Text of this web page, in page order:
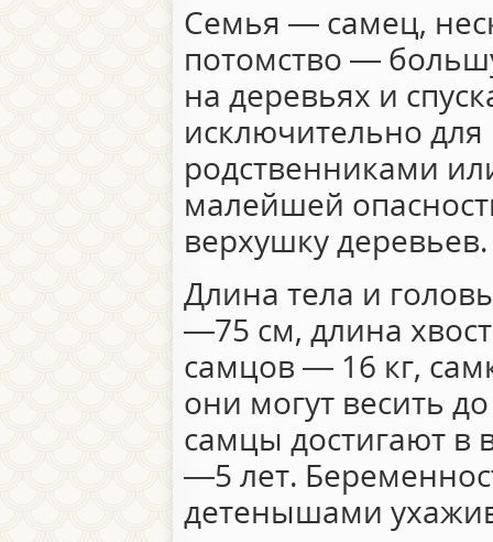
Семья — самец,
потомство —
на деревьях и
исключительно
родственниками
малейшей
верхушку деревьев.
Длина тела и
—75 см, длина
самцов — 16 кг,
они могут весить
самцы достигают в
—5 лет.
детенышами